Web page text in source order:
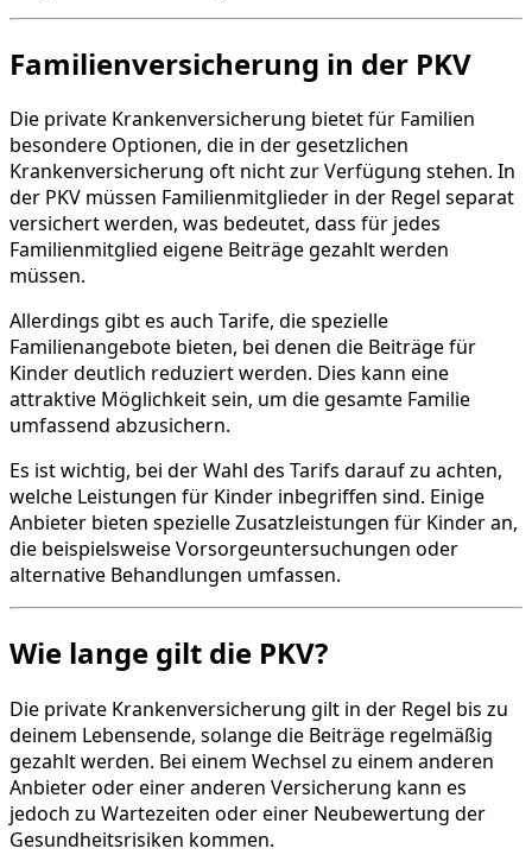
Familienversicherung in der PKV
Die private Krankenversicherung bietet für Familien
besondere Optionen, die in der gesetzlichen
Krankenversicherung oft nicht zur Verfügung stehen. In
der PKV müssen Familienmitglieder in der Regel separat
versichert werden, was bedeutet, dass für jedes
Familienmitglied eigene Beiträge gezahlt werden
müssen.
Allerdings gibt es auch Tarife, die spezielle
Familienangebote bieten, bei denen die Beiträge für
Kinder deutlich reduziert werden. Dies kann eine
attraktive Möglichkeit sein, um die gesamte Familie
umfassend abzusichern.
Es ist wichtig, bei der Wahl des Tarifs darauf zu achten,
welche Leistungen für Kinder inbegriffen sind. Einige
Anbieter bieten spezielle Zusatzleistungen für Kinder an,
die beispielsweise Vorsorgeuntersuchungen oder
alternative Behandlungen umfassen.
Wie lange gilt die PKV?
Die private Krankenversicherung gilt in der Regel bis zu
deinem Lebensende, solange die Beiträge regelmäßig
gezahlt werden. Bei einem Wechsel zu einem anderen
Anbieter oder einer anderen Versicherung kann es
jedoch zu Wartezeiten oder einer Neubewertung der
Gesundheitsrisiken kommen.